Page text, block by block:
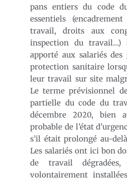
pans entiers du code
essentiels
travail, droits aux
inspection du travail…)
apporté aux salariés
protection sanitaire
leur travail sur site
Le terme prévisionnel
partielle du code du
décembre 2020, bien
probable de l’état
s’il était prolongé au-
Les salariés ont ici bon
de travail
volontairement